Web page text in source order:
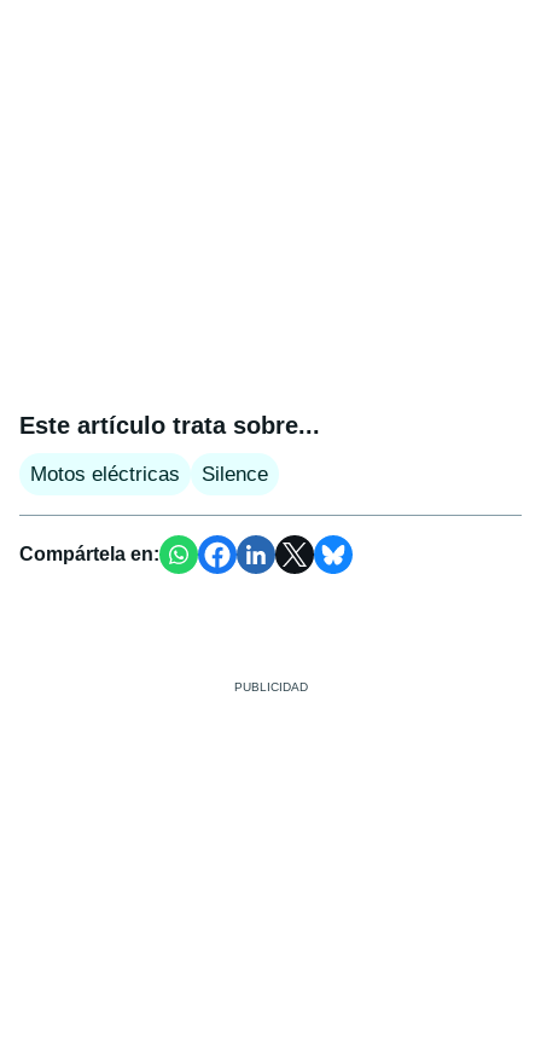
Este artículo trata sobre...
Motos eléctricas Silence
Compártela en: